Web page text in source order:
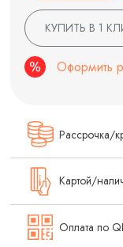
КУПИТЬ В 1
Оформить
Рассрочка/
Картой/
Оплата по